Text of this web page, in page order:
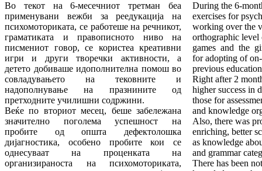
Во текот на 6-месечниот третман беа
применувани вежби за реедукација на
психомоториката, се работеше на речникот,
граматиката и правописното ниво на
писмениот говор, се користеа креативни
игри и други творечки активности, а
детето добиваше идополнителна помош во
совладувањето на тековните и
надополнување на празнините од
претходните училишни содржини.
Веќе по вториот месец, беше забележана
значително поголема успешност на
пробите од општа дефектолошка
дијагностика, особено пробите кои се
однесуваат на проценката на
организираноста на психомоториката,
During the 6-
exercises for
working over the
orthographic
games and the
for adopting of
previous
Right after 2
higher success in
those for
and knowledge
Also, there was
enriching, better
as knowledge
and grammar
There has been